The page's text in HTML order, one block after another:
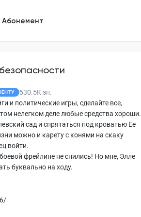
Абонемент
530.5K зн.
и политические игры, сделайте все,
нелегком деле любые средства хороши.
сад и спрятаться под кроватью Ее
можно и карету с конями на скаку
войти.
фрейлине не снились! Но мне, Элле
буквально на ходу.